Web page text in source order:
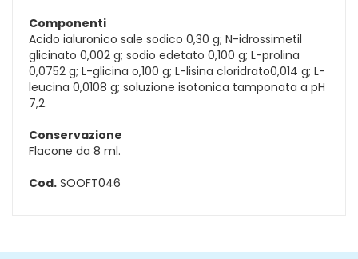
Componenti
Acido ialuronico sale sodico 0,30 g; N-idrossimetil
glicinato 0,002 g; sodio edetato 0,100 g; L-prolina
0,0752 g; L-glicina o,100 g; L-lisina cloridrato0,014 g; L-
leucina 0,0108 g; soluzione isotonica tamponata a pH
7,2.
Conservazione
Flacone da 8 ml.
Cod. SOOFT046